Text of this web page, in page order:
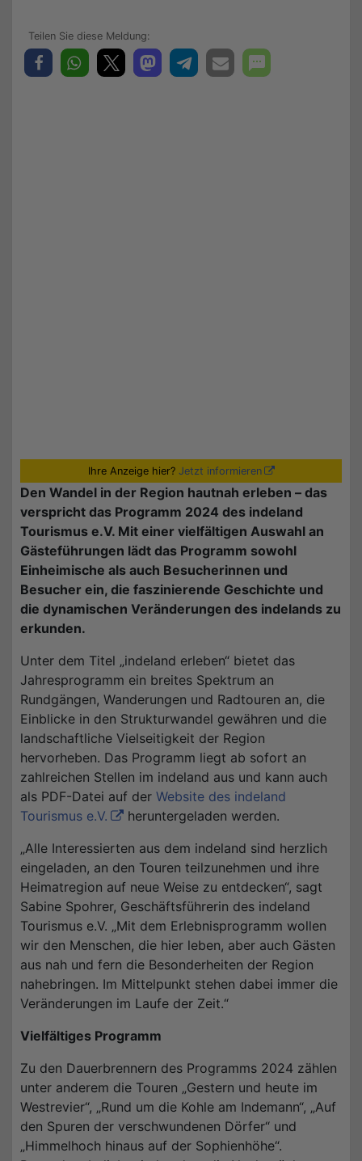
Ihre Anzeige hier? Jetzt informieren
Den Wandel in der Region hautnah erleben – das
verspricht das Programm 2024 des indeland
Tourismus e.V. Mit einer vielfältigen Auswahl an
Gästeführungen lädt das Programm sowohl
Einheimische als auch Besucherinnen und
Besucher ein, die faszinierende Geschichte und
die dynamischen Veränderungen des indelands zu
erkunden.
Unter dem Titel „indeland erleben“ bietet das
Jahresprogramm ein breites Spektrum an
Rundgängen, Wanderungen und Radtouren an, die
Einblicke in den Strukturwandel gewähren und die
landschaftliche Vielseitigkeit der Region
hervorheben. Das Programm liegt ab sofort an
zahlreichen Stellen im indeland aus und kann auch
als PDF-Datei auf der Website des indeland
Tourismus e.V.
heruntergeladen werden.
„Alle Interessierten aus dem indeland sind herzlich
eingeladen, an den Touren teilzunehmen und ihre
Heimatregion auf neue Weise zu entdecken“, sagt
Sabine Spohrer, Geschäftsführerin des indeland
Tourismus e.V. „Mit dem Erlebnisprogramm wollen
wir den Menschen, die hier leben, aber auch Gästen
aus nah und fern die Besonderheiten der Region
nahebringen. Im Mittelpunkt stehen dabei immer die
Veränderungen im Laufe der Zeit.“
Vielfältiges Programm
Zu den Dauerbrennern des Programms 2024 zählen
unter anderem die Touren „Gestern und heute im
Westrevier“, „Rund um die Kohle am Indemann“, „Auf
den Spuren der verschwundenen Dörfer“ und
„Himmelhoch hinaus auf der Sophienhöhe“.